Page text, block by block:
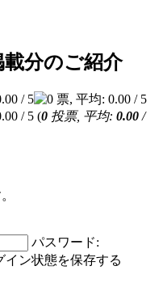
分のご紹介
(0 投票, 平均: 0.00 /
パスワード:
イン状態を保存する